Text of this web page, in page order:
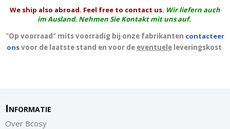
We ship also abroad. Feel free to contact us. Wir liefern auch
im Ausland. Nehmen Sie Kontakt mit uns auf.
"Op voorraad" mits voorradig bij onze fabrikanten contacteer
onsvoor de laatste stand en voor de eventueleleveringskost
Informatie
Over Bcosy